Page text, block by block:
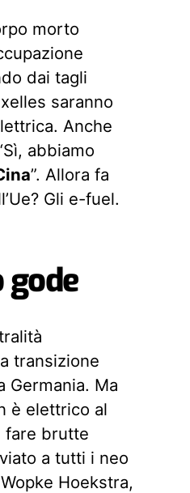
morto
dai tagli
saranno
Anche
abbiamo
”. Allora fa
Gli e-fuel.
transizione
Germania. Ma
è elettrico al
fare brutte
a tutti i neo
Hoekstra,